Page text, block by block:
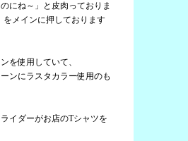
にね～」と皮肉っておりま
メインに押しております
を使用していて、
ンにラスタカラー使用のも
イダーがお店のTシャツを